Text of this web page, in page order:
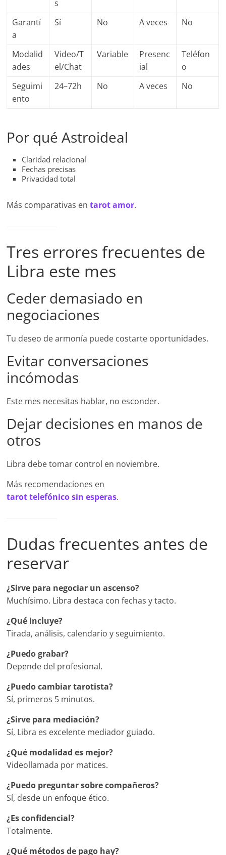
s
Garantí
a
Sí No A veces No
Modalid
ades
Video/T
el/Chat
Variable
Presenc
ial
Teléfon
o
Seguimi
ento
24–72h No A veces No
Por qué Astroideal
Claridad relacional
Fechas precisas
Privacidad total
Más comparativas entarot amor.
Tres errores frecuentes de
Libra este mes
Ceder demasiado en
negociaciones
Tu deseo de armonía puede costarte oportunidades.
Evitar conversaciones
incómodas
Este mes necesitas hablar, no esconder.
Dejar decisiones en manos de
otros
Libra debe tomar control en noviembre.
Más recomendaciones en
tarot telefónico sin esperas.
Dudas frecuentes antes de
reservar
¿Sirve para negociar un ascenso?
Muchísimo. Libra destaca con fechas y tacto.
¿Qué incluye?
Tirada, análisis, calendario y seguimiento.
¿Puedo grabar?
Depende del profesional.
¿Puedo cambiar tarotista?
Sí, primeros 5 minutos.
¿Sirve para mediación?
Sí, Libra es excelente mediador guiado.
¿Qué modalidad es mejor?
Videollamada por matices.
¿Puedo preguntar sobre compañeros?
Sí, desde un enfoque ético.
¿Es confidencial?
Totalmente.
¿Qué métodos de pago hay?